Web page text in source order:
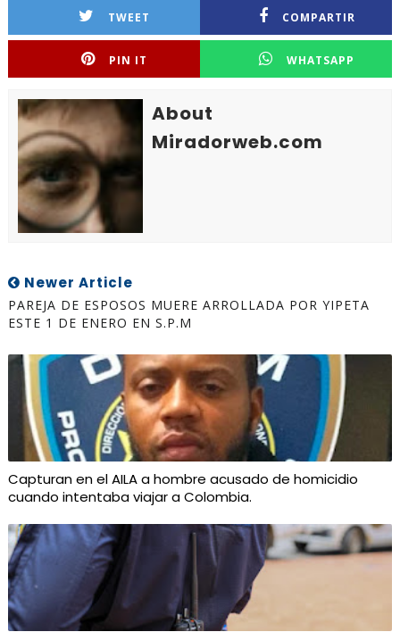
TWEET COMPARTIR
PIN IT WHATSAPP
About
Miradorweb.com
Newer Article
PAREJA DE ESPOSOS MUERE ARROLLADA POR YIPETA
ESTE 1 DE ENERO EN S.P.M
Capturan en el AILA a hombre acusado de homicidio
cuando intentaba viajar a Colombia.